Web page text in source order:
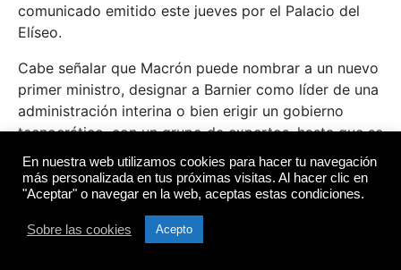
comunicado emitido este jueves por el Palacio del
Elíseo.
Cabe señalar que Macrón puede nombrar a un nuevo
primer ministro, designar a Barnier como líder de una
administración interina o bien erigir un gobierno
tecnocrático, con un grupo de expertos, hasta que se
celebren nuevas elecciones, en julio de 2025.
Según fuentes del Elíseo, Macron nombrará pronto a
podría hacerlo antes del sábado, cuando se llevará a
En nuestra web utilizamos cookies para hacer tu navegación
más personalizada en tus próximas visitas. Al hacer clic en
"Aceptar" o navegar en la web, aceptas estas condiciones.
Sobre las cookies Acepto